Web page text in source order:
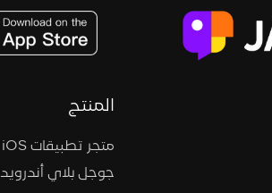
المنتج
متجر تطبيقات iOS
جوجل بلاي أندرويد